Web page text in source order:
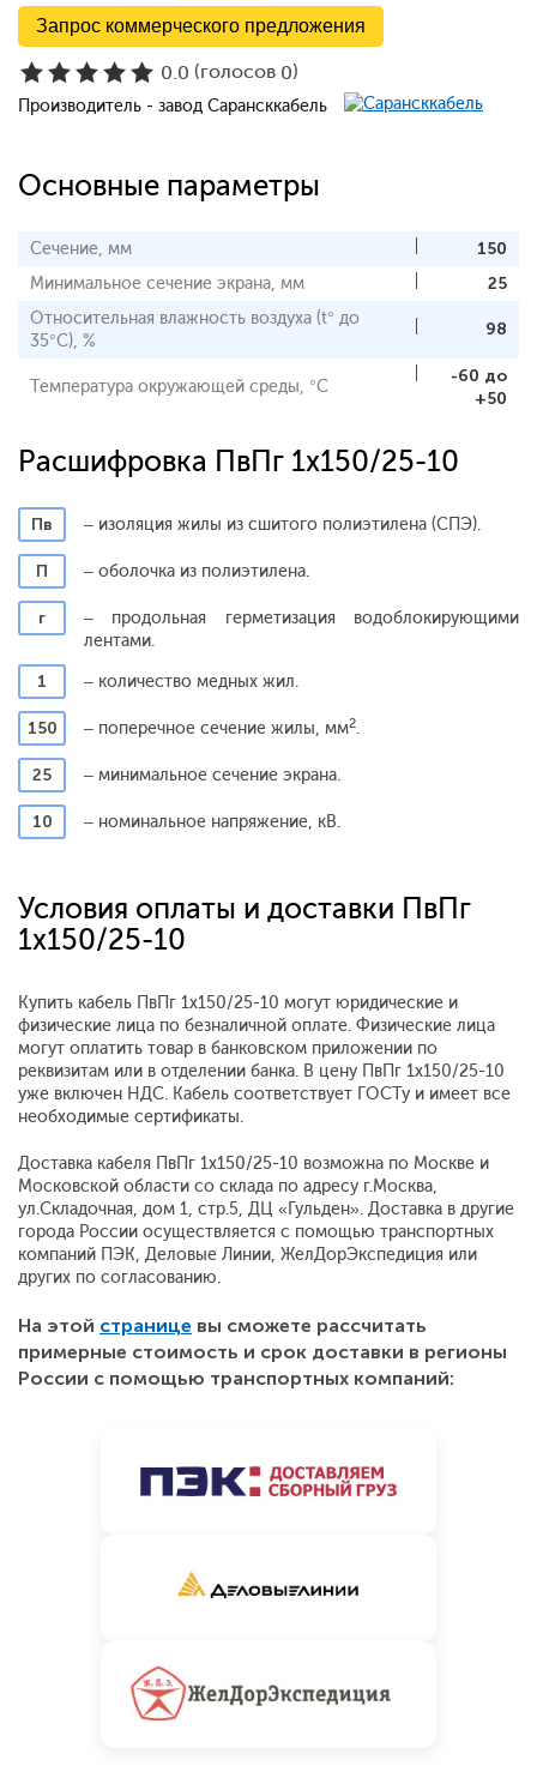
Запрос коммерческого предложения
0.0 (голосов 0)
Производитель - завод Сарансккабель
Основные параметры
Сечение, мм
150
Минимальное сечение экрана, мм
25
Относительная влажность воздуха (t° до
35°С), %
98
Температура окружающей среды, °С
-60 до
+50
Расшифровка ПвПг 1x150/25-10
Пв – изоляция жилы из сшитого полиэтилена (СПЭ).
П – оболочка из полиэтилена.
г
– продольная герметизация водоблокирующими
лентами.
1
– количество медных жил.
150 – поперечное сечение жилы, мм2.
25 – минимальное сечение экрана.
10 – номинальное напряжение, кВ.
Условия оплаты и доставки ПвПг
1x150/25-10
Купить кабель ПвПг 1x150/25-10 могут юридические и
физические лица по безналичной оплате. Физические лица
могут оплатить товар в банковском приложении по
реквизитам или в отделении банка. В цену ПвПг 1x150/25-10
уже включен НДС. Кабель соответствует ГОСТу и имеет все
необходимые сертификаты.
Доставка кабеля ПвПг 1x150/25-10 возможна по Москве и
Московской области со склада по адресу г.Москва,
ул.Складочная, дом 1, стр.5, ДЦ «Гульден». Доставка в другие
города России осуществляется с помощью транспортных
компаний ПЭК, Деловые Линии, ЖелДорЭкспедиция или
других по согласованию.
На этой странице вы сможете рассчитать
примерные стоимость и срок доставки в регионы
России с помощью транспортных компаний: